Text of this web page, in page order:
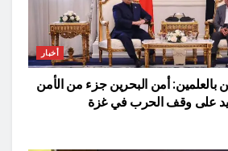
أخبار
بالعلمين: أمن البحرين جزء من الأمن
على وقف الحرب في غزة